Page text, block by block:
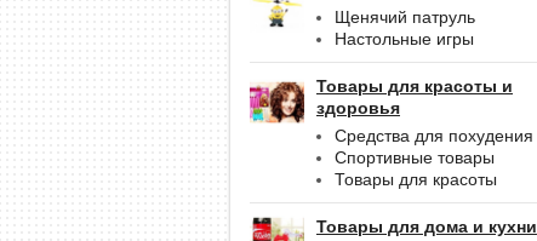
Щенячий патруль
Настольные игры
Товары для красоты и
здоровья
Средства для похудения
Спортивные товары
Товары для красоты
Товары для дома и кухни